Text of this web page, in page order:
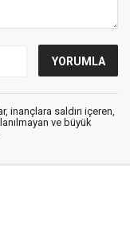
inançlara saldırı içeren,
ve büyük